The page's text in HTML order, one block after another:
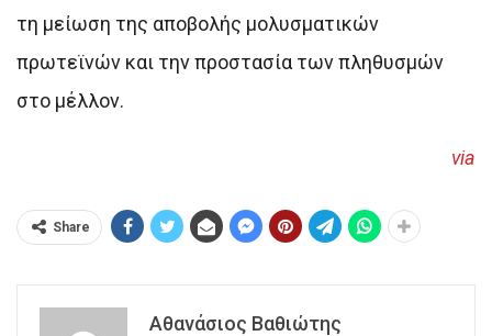
τη μείωση της αποβολής μολυσματικών
πρωτεϊνών και την προστασία των πληθυσμών
στο μέλλον.
via
Share
Αθανάσιος Βαθιώτης